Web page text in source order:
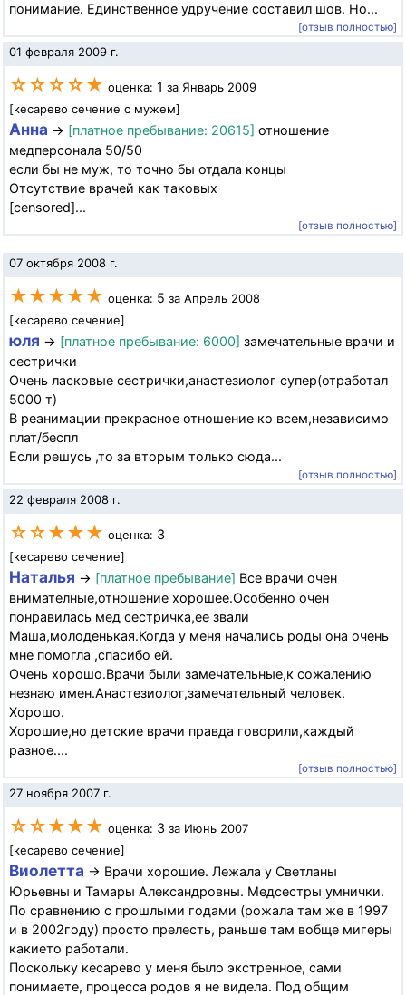
понимание. Единственное удручение составил шов. Но...
[отзыв полностью]
01 февраля 2009 г.
☆☆☆☆★ оценка: 1 за Январь 2009
[кесарево сечение с мужем]
Анна → [платное пребывание: 20615] отношение
медперсонала 50/50
если бы не муж, то точно бы отдала концы
Отсутствие врачей как таковых
[censored]...
[отзыв полностью]
07 октября 2008 г.
★★★★★ оценка: 5 за Апрель 2008
[кесарево сечение]
юля → [платное пребывание: 6000] замечательные врачи и
сестрички
Очень ласковые сестрички,анастезиолог супер(отработал
5000 т)
В реанимации прекрасное отношение ко всем,независимо
плат/беспл
Если решусь ,то за вторым только сюда...
[отзыв полностью]
22 февраля 2008 г.
☆☆★★★ оценка: 3
[кесарево сечение]
Наталья → [платное пребывание] Все врачи очен
внимателные,отношение хорошее.Особенно очен
понравилась мед сестричка,ее звали
Маша,молоденькая.Когда у меня начались роды она очень
мне помогла ,спасибо ей.
Очень хорошо.Врачи были замечательные,к сожалению
незнаю имен.Анастезиолог,замечательный человек.
Хорошо.
Хорошие,но детские врачи правда говорили,каждый
разное....
[отзыв полностью]
27 ноября 2007 г.
☆☆★★★ оценка: 3 за Июнь 2007
[кесарево сечение]
Виолетта → Врачи хорошие. Лежала у Светланы
Юрьевны и Тамары Александровны. Медсестры умнички.
По сравнению с прошлыми годами (рожала там же в 1997
и в 2002году) просто прелесть, раньше там вобще мигеры
какието работали.
Поскольку кесарево у меня было экстренное, сами
понимаете, процесса родов я не видела. Под общим